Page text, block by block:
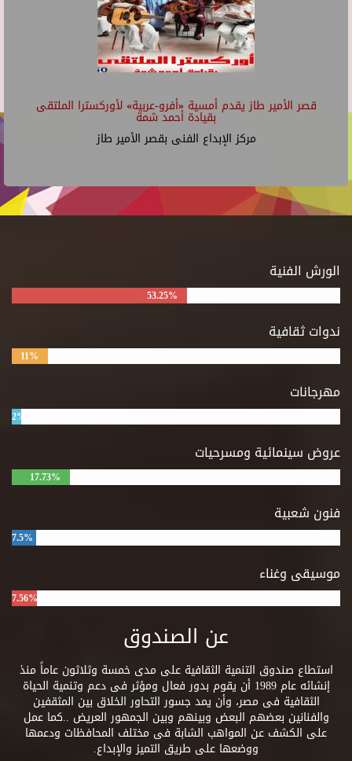
قصر الأمير طاز يقدم أمسية «أفرو-عربية» لأوركسترا الملتقى
بقيادة أحمد شمة
مركز الإبداع الفنى بقصر الأمير طاز
الورش الفنية
53.25%
ندوات ثقافية
11%
مهرجانات
2%
عروض سينمائية ومسرحيات
17.73%
فنون شعبية
7.5%
موسيقى وغناء
7.56%
عن الصندوق
استطاع صندوق التنمية الثقافية على مدى خمسة وثلاثون عاماً منذ
إنشائه عام 1989 أن يقوم بدور فعال ومؤثر فى دعم وتنمية الحياة
الثقافية فى مصر، وأن يمد جسور التحاور الخلاق بين المثقفين
والفنانين بعضهم البعض وبينهم وبين الجمهور العريض ..كما عمل
على الكشف عن المواهب الشابة فى مختلف المحافظات ودعمها
ووضعها على طريق التميز والإبداع.